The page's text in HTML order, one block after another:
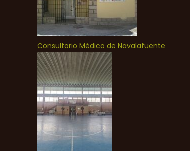
Consultorio Médico de Navalafuente